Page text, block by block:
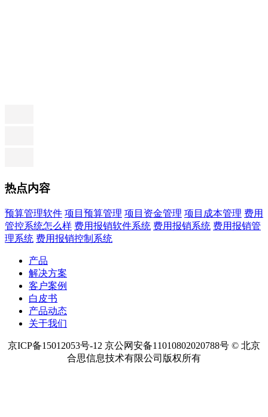
热点内容
预算管理软件 项目预算管理 项目资金管理 项目成本管理 费用
管控系统怎么样 费用报销软件系统 费用报销系统 费用报销管
理系统 费用报销控制系统
产品
解决方案
客户案例
白皮书
产品动态
关于我们
京ICP备15012053号-12 京公网安备11010802020788号 © 北京
合思信息技术有限公司版权所有